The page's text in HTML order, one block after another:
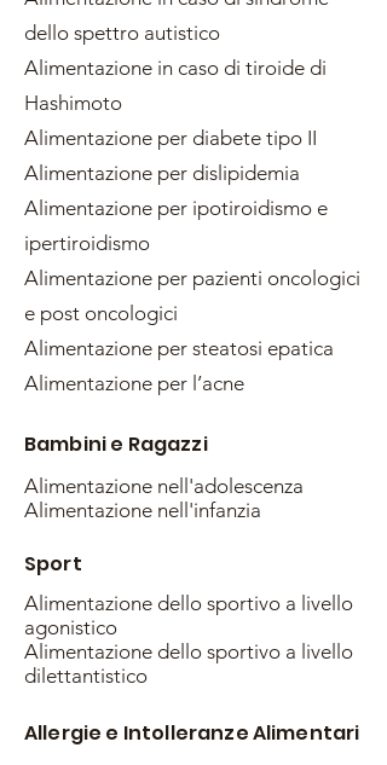
dello spettro autistico
Alimentazione in caso di tiroide di
Hashimoto
Alimentazione per diabete tipo II
Alimentazione per dislipidemia
Alimentazione per ipotiroidismo e
ipertiroidismo
Alimentazione per pazienti oncologici
e post oncologici
Alimentazione per steatosi epatica
Alimentazione per l’acne
Bambini e Ragazzi
Alimentazione nell'adolescenza
Alimentazione nell'infanzia
Sport
Alimentazione dello sportivo a livello
agonistico
Alimentazione dello sportivo a livello
dilettantistico
Allergie e Intolleranze Alimentari